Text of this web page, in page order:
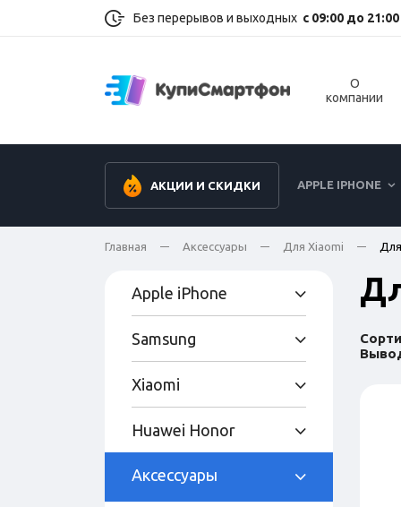
Без перерывов и выходных с 09:00 до
О
компании
АКЦИИ И СКИДКИ APPLE IPHONE
Главная Аксессуары Для Xiaomi
Apple iPhone
Samsung
Xiaomi
Huawei Honor
Аксессуары